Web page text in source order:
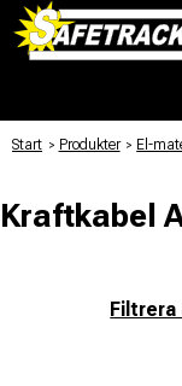
Start / Produkter / El-
Kraftkabel
Filtrera